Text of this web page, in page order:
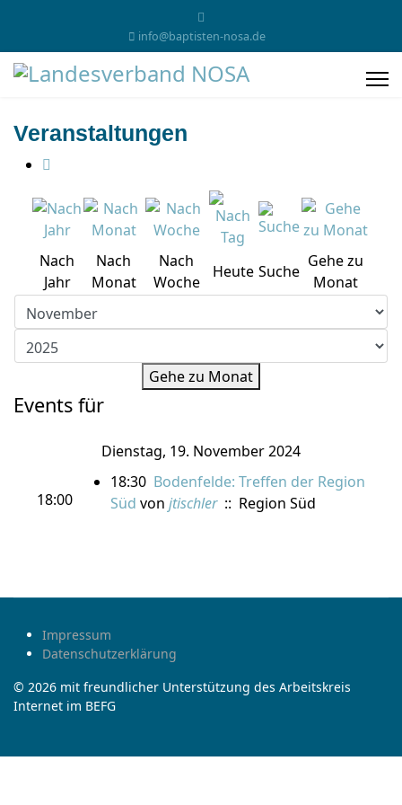
info@baptisten-nosa.de
Veranstaltungen
Nach
Jahr
Nach
Monat
Nach
Woche
Heute Suche
Gehe zu
Monat
Gehe zu Monat
Events für
Dienstag, 19. November 2024
18:00
18:30 Bodenfelde: Treffen der Region
Süd von jtischler:: Region Süd
Impressum
Datenschutzerklärung
© 2026 mit freundlicher Unterstützung des Arbeitskreis
Internet im BEFG